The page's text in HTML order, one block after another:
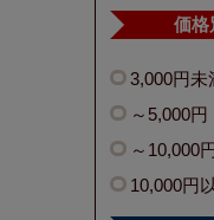
価格
3,000円未
～5,000円
～10,000円
10,000円